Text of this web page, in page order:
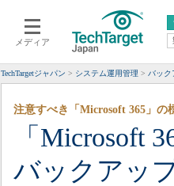
メディア
クラウド
スマートモバイル
ネットワーク
システム運用管理
エン
ERP
CX
情報
TechTargetジャパン システム運用管理 バック
「Microsoft
バックアッ
注意すべき「Microsoft 365」の